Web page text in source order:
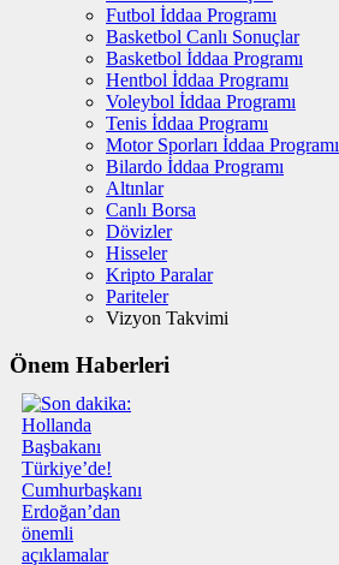
Futbol İddaa Programı
Basketbol Canlı Sonuçlar
Basketbol İddaa Programı
Hentbol İddaa Programı
Voleybol İddaa Programı
Tenis İddaa Programı
Motor Sporları İddaa Programı
Bilardo İddaa Programı
Altınlar
Canlı Borsa
Dövizler
Hisseler
Kripto Paralar
Pariteler
Vizyon Takvimi
Önem Haberleri